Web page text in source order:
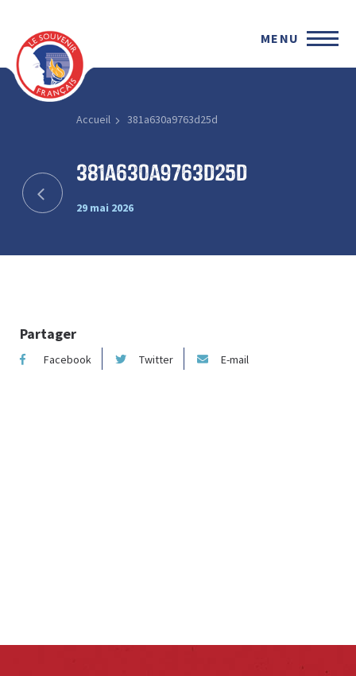
MENU
Accueil 381a630a9763d25d
381a630a9763d25d
29 mai 2026
Partager
Facebook Twitter E-mail